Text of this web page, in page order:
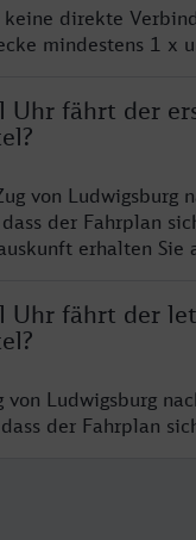
direkte
mindestens 1 x
Uhr fährt der
von
der Fahrplan
erhalten
Uhr fährt der
von Ludwigsburg
der Fahrplan